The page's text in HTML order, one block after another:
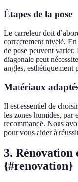
Étapes de la pose
Le carreleur doit
correctement nivelé.
de pose peuvent varier.
diagonale peut
angles, esthétiquement
Matériaux
Il est essentiel de
les zones humides, par
recommandé. Nous
pour vous aider à
3. Rénovation
{#renovation}